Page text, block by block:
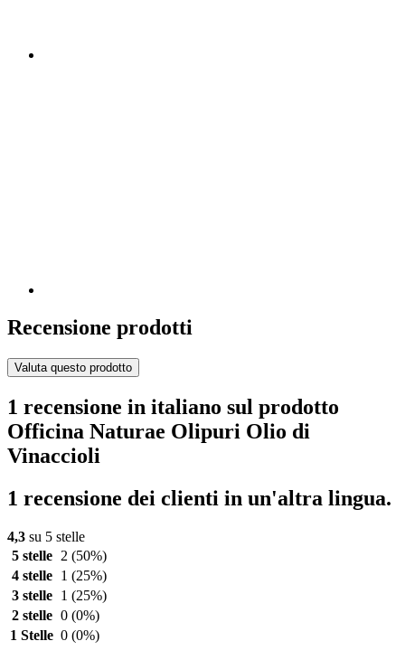
Recensione prodotti
Valuta questo prodotto
1 recensione in italiano sul prodotto
Officina Naturae Olipuri Olio di
Vinaccioli
1 recensione dei clienti in un'altra lingua.
4,3 su 5 stelle
5 stelle
2 (50%)
4 stelle
1 (25%)
3 stelle
1 (25%)
2 stelle 0 (0%)
1 Stelle 0 (0%)